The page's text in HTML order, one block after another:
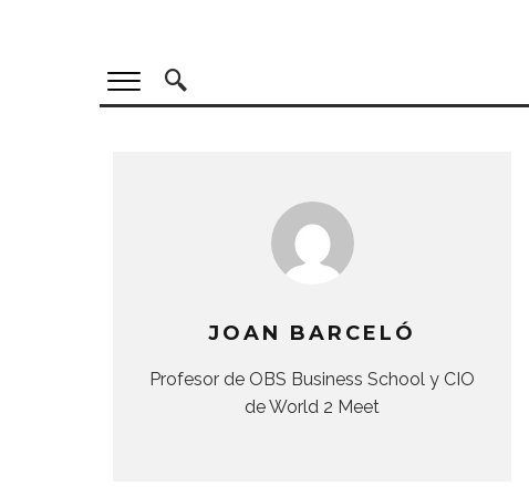
JOAN BARCELÓ
Profesor de OBS Business School y CIO
de World 2 Meet